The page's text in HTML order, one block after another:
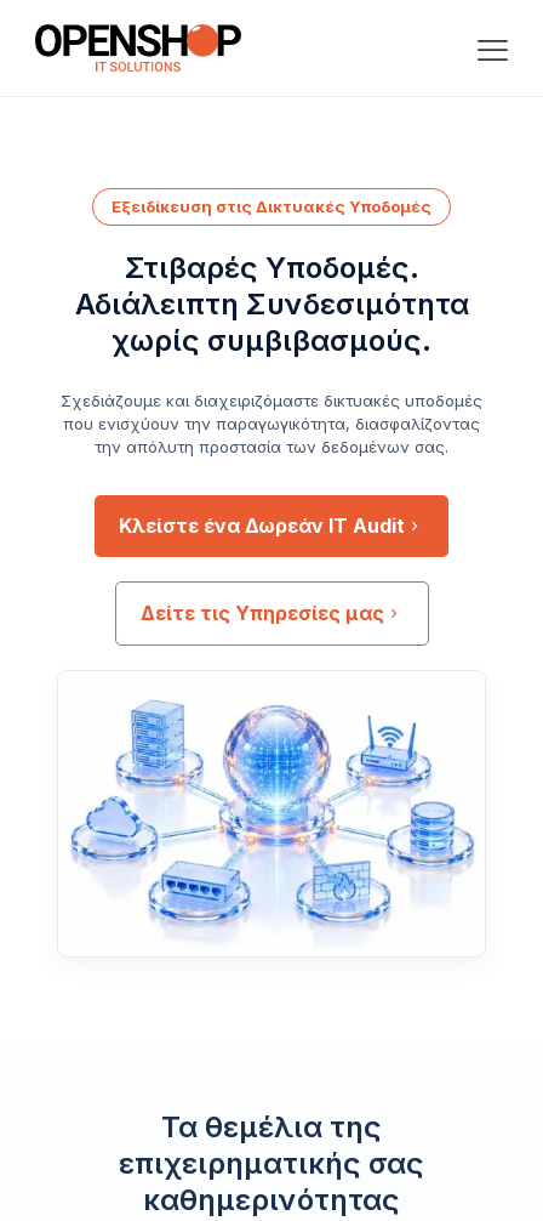
Εξειδίκευση στις Δικτυακές Υποδομές
Στιβαρές Υποδομές.
Αδιάλειπτη Συνδεσιμότητα
χωρίς συμβιβασμούς.
Σχεδιάζουμε και διαχειριζόμαστε δικτυακές υποδομές
που ενισχύουν την παραγωγικότητα, διασφαλίζοντας
την απόλυτη προστασία των δεδομένων σας.
Κλείστε ένα Δωρεάν IT Audit
Δείτε τις Υπηρεσίες μας
Τα θεμέλια της
επιχειρηματικής σας
καθημερινότητας